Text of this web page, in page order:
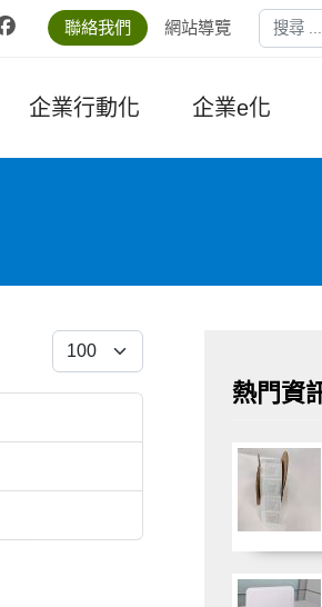
聯絡我們 網站導覽
企業行動化 企業e化
每頁顯示條數
熱門資